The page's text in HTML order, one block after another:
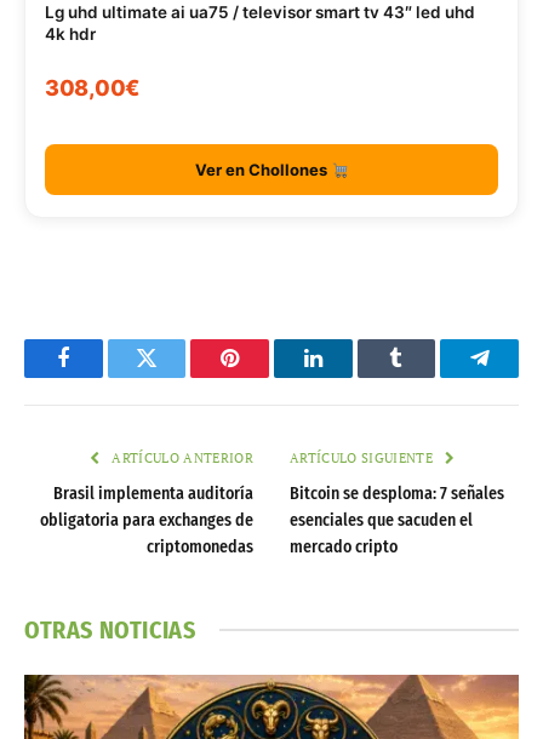
Lg uhd ultimate ai ua75 / televisor smart tv 43″ led uhd
4k hdr
308,00€
Ver en Chollones
FacebookTwitter Pinterest LinkedInTumblr
ARTÍCULO ANTERIOR
Brasil implementa auditoría
obligatoria para exchanges de
criptomonedas
ARTÍCULO SIGUIENTE
Bitcoin se desploma: 7 señales
esenciales que sacuden el
mercado cripto
OTRAS NOTICIAS